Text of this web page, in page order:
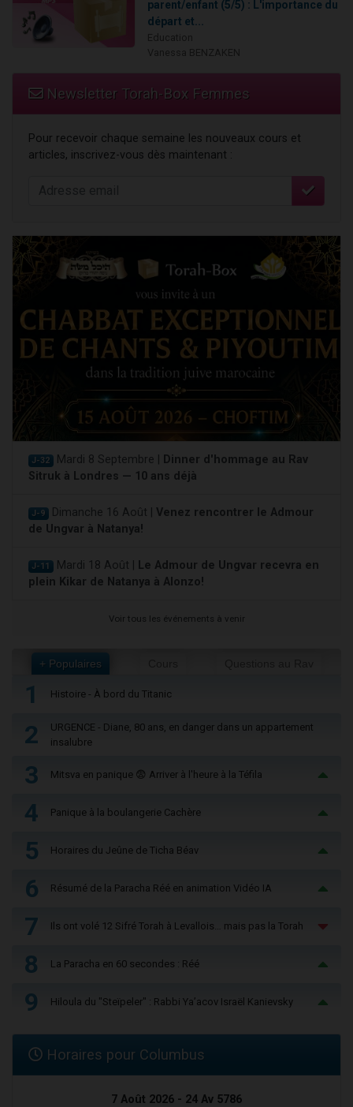
parent/enfant (5/5) : L'importance du
départ et...
Newsletter Torah-Box Femmes
Pour recevoir chaque semaine les nouveaux cours et
articles, inscrivez-vous dès maintenant :
J-32 Mardi 8 Septembre |
Dinner d'hommage au Rav
Sitruk à Londres — 10 ans déjà
J-9 Dimanche 16 Août | Venez rencontrer le Admour
de Ungvar à Natanya!
J-11 Mardi 18 Août |
Le Admour de Ungvar recevra en
plein Kikar de Natanya à Alonzo!
Voir tous les événements à venir
+ Populaires
1 Histoire - À bord du Titanic
2
URGENCE - Diane, 80 ans, en danger dans un appartement
insalubre
3 Mitsva en panique 😨 Arriver à l'heure à la Téfila
4 Panique à la boulangerie Cachère
5 Horaires du Jeûne de Ticha Béav
6 Résumé de la Paracha Réé en animation Vidéo IA
7 Ils ont volé 12 Sifré Torah à Levallois… mais pas la Torah
8 La Paracha en 60 secondes : Réé
9 Hiloula du "Steïpeler" : Rabbi Ya’acov Israël Kanievsky
Horaires pour Columbus
7 Août 2026 - 24 Av 5786